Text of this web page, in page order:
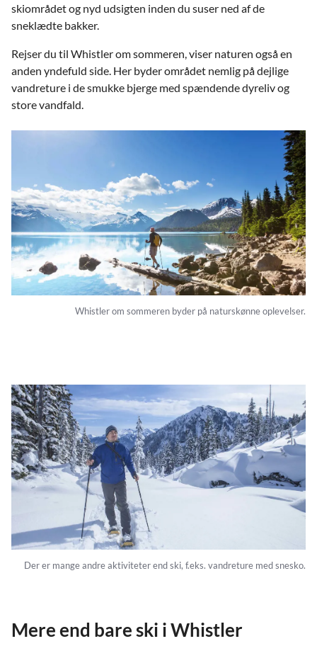
skiområdet og nyd udsigten inden du suser ned af de
sneklædte bakker.
Rejser du til Whistler om sommeren, viser naturen også en
anden yndefuld side. Her byder området nemlig på dejlige
vandreture i de smukke bjerge med spændende dyreliv og
store vandfald.
Whistler om sommeren byder på naturskønne oplevelser.
Der er mange andre aktiviteter end ski, f.eks. vandreture med snesko.
Mere end bare ski i Whistler